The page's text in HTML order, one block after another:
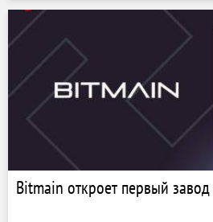
Bitmain откроет первый